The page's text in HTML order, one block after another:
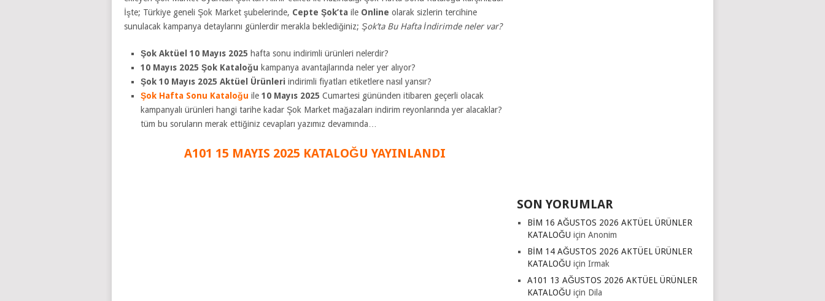
İşte; Türkiye geneli Şok Market şubelerinde, Cepte Şok’ta ile Online olarak sizlerin tercihine
sunulacak kampanya detaylarını günlerdir merakla beklediğiniz; Şok’ta Bu Hafta İndirimde neler var?
Şok Aktüel 10 Mayıs 2025 hafta sonu indirimli ürünleri nelerdir?
10 Mayıs 2025 Şok Kataloğu kampanya avantajlarında neler yer alıyor?
Şok 10 Mayıs 2025 Aktüel Ürünleri indirimli fiyatları etiketlere nasıl yansır?
Şok Hafta Sonu Kataloğu ile 10 Mayıs 2025 Cumartesi gününden itibaren geçerli olacak
kampanyalı ürünleri hangi tarihe kadar Şok Market mağazaları indirim reyonlarında yer alacaklar?
tüm bu soruların merak ettiğiniz cevapları yazımız devamında…
A101 15 MAYIS 2025 KATALOĞU YAYINLANDI
SON YORUMLAR
BİM 16 AĞUSTOS 2026 AKTÜEL ÜRÜNLER
KATALOĞU için Anonim
BİM 14 AĞUSTOS 2026 AKTÜEL ÜRÜNLER
KATALOĞU için Irmak
A101 13 AĞUSTOS 2026 AKTÜEL ÜRÜNLER
KATALOĞU için Dila